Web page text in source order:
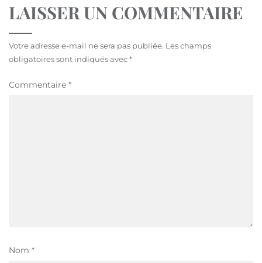
LAISSER UN COMMENTAIRE
Votre adresse e-mail ne sera pas publiée. Les champs
obligatoires sont indiqués avec*
Commentaire *
Nom *